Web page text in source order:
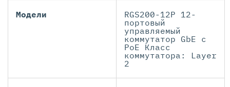
Модели
RGS200-12P 12-
портовый
управляемый
коммутатор GbE с
PoE Класс
коммутатора: Layer
2